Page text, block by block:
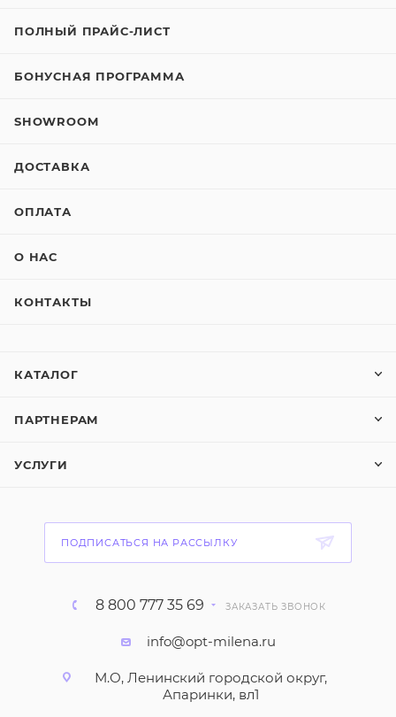
ПОЛНЫЙ ПРАЙС-ЛИСТ
БОНУСНАЯ ПРОГРАММА
SHOWROOM
ДОСТАВКА
ОПЛАТА
О НАС
КОНТАКТЫ
КАТАЛОГ
ПАРТНЕРАМ
УСЛУГИ
ПОДПИСАТЬСЯ НА РАССЫЛКУ
8 800 777 35 69 ЗАКАЗАТЬ ЗВОНОК
info@opt-milena.ru
М.О, Ленинский городской округ,
Апаринки, вл1